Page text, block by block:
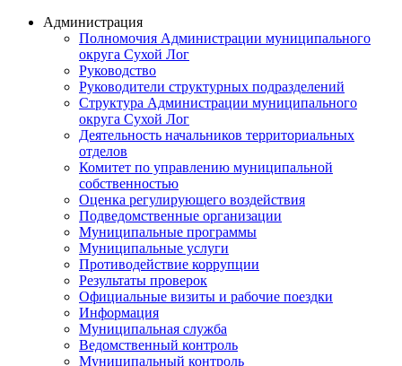
Администрация
Полномочия Администрации муниципального
округа Сухой Лог
Руководство
Руководители структурных подразделений
Структура Администрации муниципального
округа Сухой Лог
Деятельность начальников территориальных
отделов
Комитет по управлению муниципальной
собственностью
Оценка регулирующего воздействия
Подведомственные организации
Муниципальные программы
Муниципальные услуги
Противодействие коррупции
Результаты проверок
Официальные визиты и рабочие поездки
Информация
Муниципальная служба
Ведомственный контроль
Муниципальный контроль